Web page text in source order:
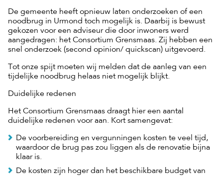
De gemeente heeft opnieuw laten onderzoeken of een
noodbrug in Urmond toch mogelijk is. Daarbij is bewust
gekozen voor een adviseur die door inwoners werd
aangedragen: het Consortium Grensmaas. Zij hebben een
snel onderzoek (second opinion/ quickscan) uitgevoerd.
Tot onze spijt moeten wij melden dat de aanleg van een
tijdelijke noodbrug helaas niet mogelijk blijkt.
Duidelijke redenen
Het Consortium Grensmaas draagt hier een aantal
duidelijke redenen voor aan. Kort samengevat:
De voorbereiding en vergunningen kosten te veel tijd,
waardoor de brug pas zou liggen als de renovatie bijna
klaar is.
De kosten zijn hoger dan het beschikbare budget van